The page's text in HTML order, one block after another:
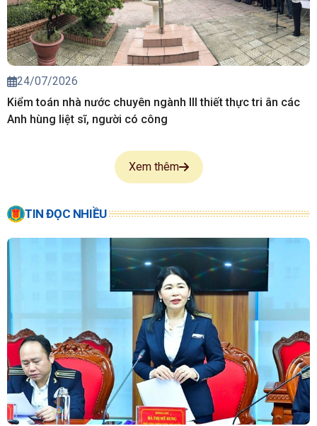
24/07/2026
Kiểm toán nhà nước chuyên ngành III thiết thực tri ân các
Anh hùng liệt sĩ, người có công
Xem thêm
TIN ĐỌC NHIỀU